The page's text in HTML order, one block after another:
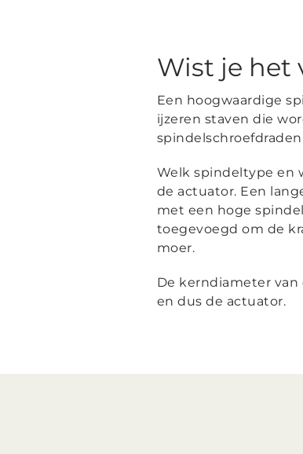
Wist je het
Een hoogwaardige
ijzeren staven die
Welk spindeltype en
de actuator. Een
met een hoge
toegevoegd om de
moer.
De kerndiameter
en dus de actuator.